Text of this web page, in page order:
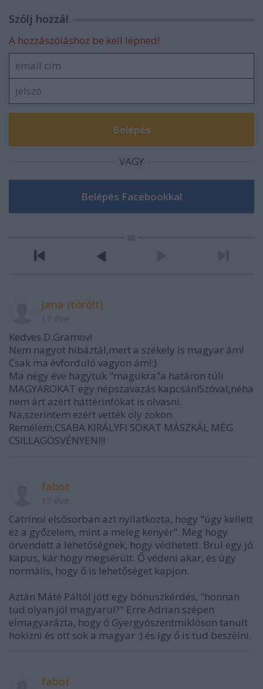
Szólj hozzá!
A hozzászóláshoz be kell lépned!
VAGY
Jana (törölt)
Kedves D.Gramov!
Nem nagyot hibáztál,mert a székely is magyar ám!
Csak ma évforduló vagyon ám!:)
Ma négy éve hagytuk "magukra"a határon túli
MAGYAROKAT egy népszavazás kapcsán!Szóval,néha
nem árt azért háttérinfókat is olvasni.
Na,szerintem ezért vették oly zokon.
Remélem,CSABA KIRÁLYFI SOKAT MÁSZKÁL MÉG
CSILLAGÖSVÉNYEN!!!
fabot
Catrinoi elsősorban azt nyilatkozta, hogy "úgy kellett
ez a győzelem, mint a meleg kenyér". Meg hogy
örvendett a lehetőségnek, hogy védhetett. Brul egy jó
kapus, kár hogy megsérült. Ő védeni akar, és úgy
normális, hogy ő is lehetőséget kapjon.
Aztán Máté Páltól jött egy bónuszkérdés, "honnan
tud olyan jól magyarul?" Erre Adrian szépen
elmagyarázta, hogy ő Gyergyószentmiklóson tanult
hokizni és ott sok a magyar :) és így ő is tud beszélni.
fabot